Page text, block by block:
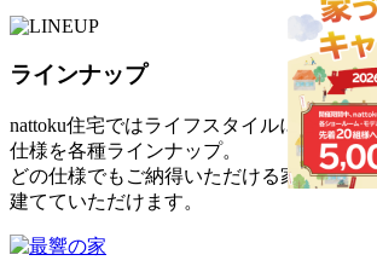
ラインナップ
nattoku住宅ではライフスタイルに合わせた
仕様を各種ラインナップ。
どの仕様でもご納得いただける家を
建てていただけます。